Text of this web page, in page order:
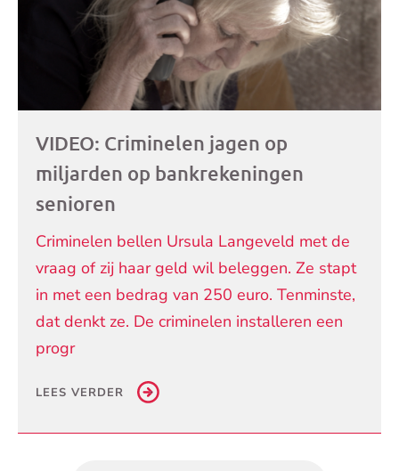
VIDEO: Criminelen jagen op
miljarden op bankrekeningen
senioren
Criminelen bellen Ursula Langeveld met de
vraag of zij haar geld wil beleggen. Ze stapt
in met een bedrag van 250 euro. Tenminste,
dat denkt ze. De criminelen installeren een
progr
LEES VERDER